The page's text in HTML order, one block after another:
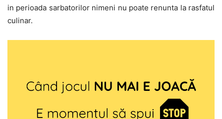
in perioada sarbatorilor nimeni nu poate renunta la rasfatul
culinar.